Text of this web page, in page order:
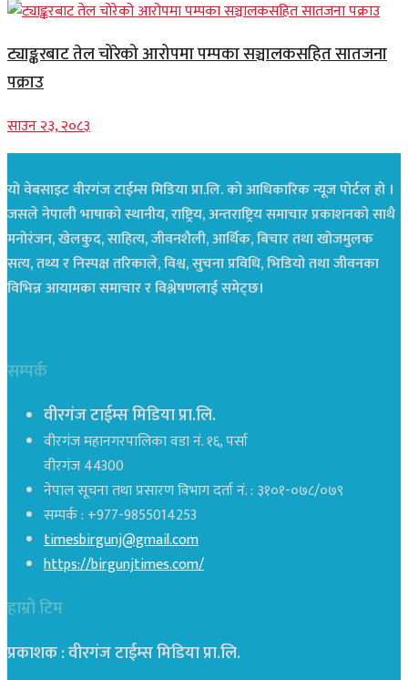
ट्याङ्करबाट तेल चोरेको आरोपमा पम्पका सञ्चालकसहित सातजना
पक्राउ
साउन २३, २०८३
यो वेबसाइट वीरगंज टाईम्स मिडिया प्रा.लि. को आधिकारिक न्यूज पोर्टल हो ।
जसले नेपाली भाषाको स्थानीय, राष्ट्रिय, अन्तराष्ट्रिय समाचार प्रकाशनको साथै
मनोरंजन, खेलकुद, साहित्य, जीवनशैली, आर्थिक, बिचार तथा खोजमुलक
सत्य, तथ्य र निस्पक्ष तरिकाले, विश्व, सुचना प्रविधि, भिडियो तथा जीवनका
विभिन्न आयामका समाचार र विश्लेषणलाई समेट्छ।
सम्पर्क
वीरगंज टाईम्स मिडिया प्रा.लि.
वीरगंज महानगरपालिका वडा नं. १६, पर्सा
वीरगंज 44300
नेपाल सूचना तथा प्रसारण विभाग दर्ता नं. : ३१०१-०७८/०७९
सम्पर्क : +977-9855014253
timesbirgunj@gmail.com
https://birgunjtimes.com/
हाम्रो टिम
प्रकाशक : वीरगंज टाईम्स मिडिया प्रा‍.लि.